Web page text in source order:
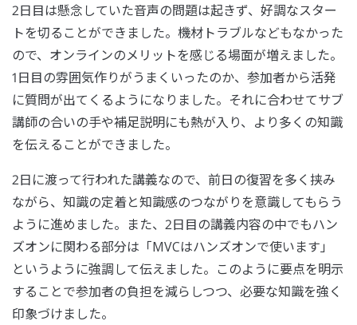
2日目は懸念していた音声の問題は起きず、好調なスター
トを切ることができました。機材トラブルなどもなかった
ので、オンラインのメリットを感じる場面が増えました。
1日目の雰囲気作りがうまくいったのか、参加者から活発
に質問が出てくるようになりました。それに合わせてサブ
講師の合いの手や補足説明にも熱が入り、より多くの知識
を伝えることができました。
2日に渡って行われた講義なので、前日の復習を多く挟み
ながら、知識の定着と知識感のつながりを意識してもらう
ように進めました。また、2日目の講義内容の中でもハン
ズオンに関わる部分は「MVCはハンズオンで使います」
というように強調して伝えました。このように要点を明示
することで参加者の負担を減らしつつ、必要な知識を強く
印象づけました。